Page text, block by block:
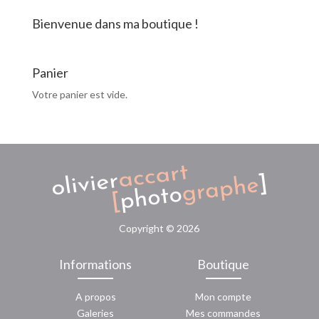
Bienvenue dans ma boutique !
Panier
Votre panier est vide.
Copyright © 2026
Informations
A propos
Galeries
Boutique
Mon compte
Mes commandes